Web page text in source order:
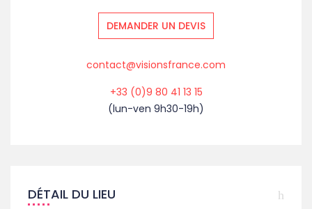
DEMANDER UN DEVIS
contact@visionsfrance.com
+33 (0)9 80 41 13 15
(lun-ven 9h30-19h)
DÉTAIL DU LIEU